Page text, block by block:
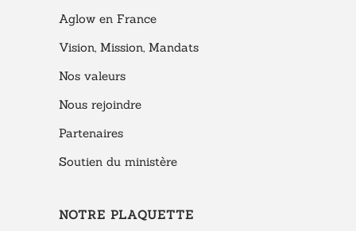
Aglow en France
Vision, Mission, Mandats
Nos valeurs
Nous rejoindre
Partenaires
Soutien du ministère
NOTRE PLAQUETTE